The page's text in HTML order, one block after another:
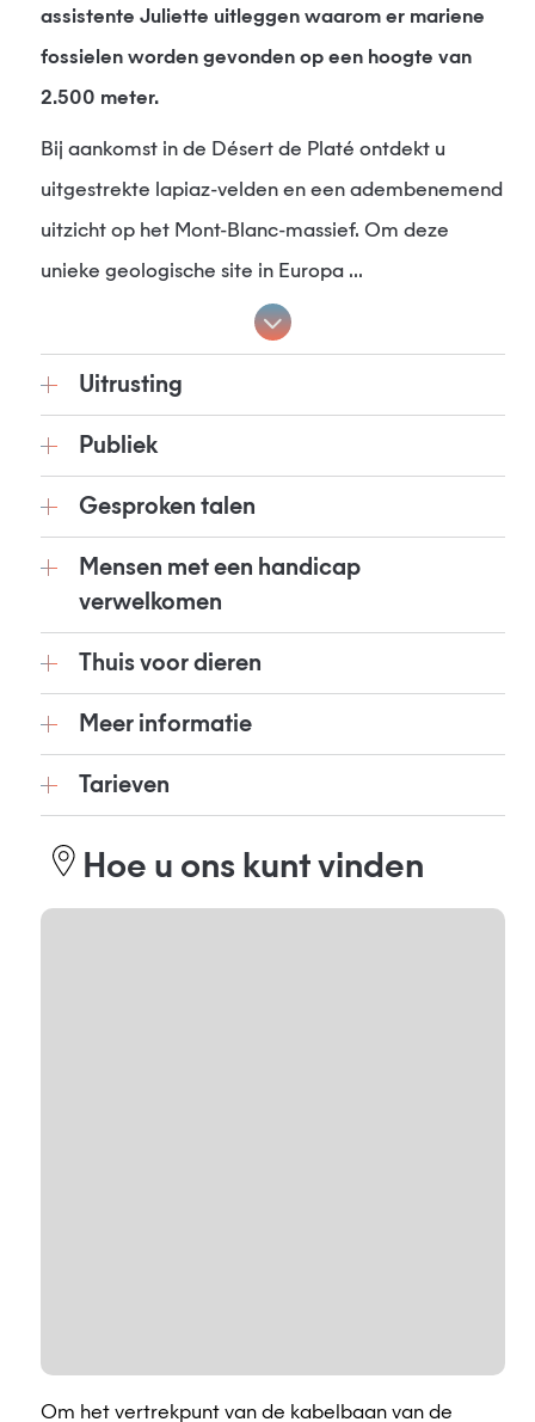
assistente Juliette uitleggen waarom er mariene
fossielen worden gevonden op een hoogte van
2.500 meter.
Bij aankomst in de Désert de Platé ontdekt u
uitgestrekte lapiaz-velden en een adembenemend
uitzicht op het Mont-Blanc-massief. Om deze
unieke geologische site in Europa ...
Uitrusting
Publiek
Gesproken talen
Mensen met een handicap
verwelkomen
Thuis voor dieren
Meer informatie
Tarieven
Hoe u ons kunt vinden
Om het vertrekpunt van de kabelbaan van de